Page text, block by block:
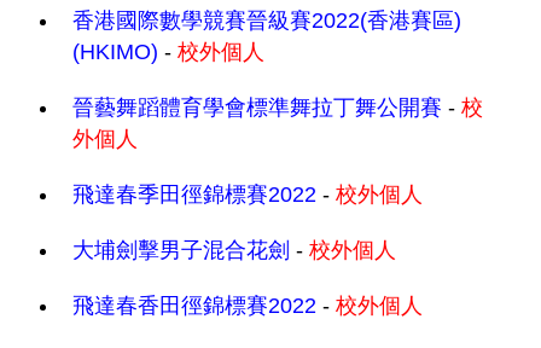
香港國際數學競賽晉級賽2022(香港賽區)
(HKIMO) - 校外個人
晉藝舞蹈體育學會標準舞拉丁舞公開賽 - 校
外個人
飛達春季田徑錦標賽2022 - 校外個人
大埔劍擊男子混合花劍 - 校外個人
飛達春香田徑錦標賽2022 - 校外個人